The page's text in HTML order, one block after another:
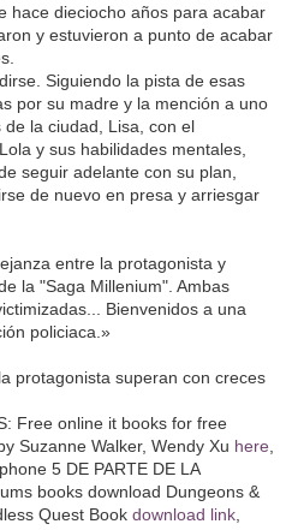
hace dieciocho años para acabar
y estuvieron a punto de acabar
Siguiendo la pista de esas
por su madre y la mención a uno
la ciudad, Lisa, con el
y sus habilidades mentales,
seguir adelante con su plan,
de nuevo en presa y arriesgar
entre la protagonista y
la "Saga Millenium". Ambas
Bienvenidos a una
policiaca.»
protagonista superan con creces
Free online it books for free
Suzanne Walker, Wendy Xu here
5 DE PARTE DE LA
books download Dungeons &
Quest Book download link